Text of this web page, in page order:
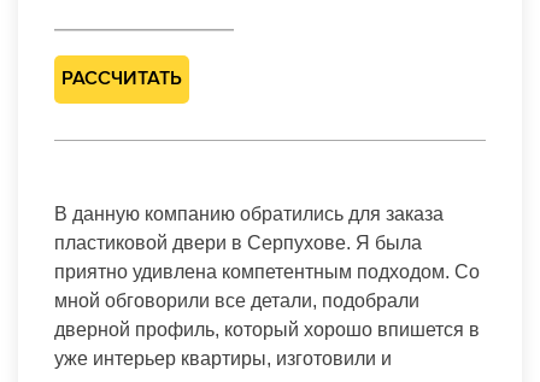
РАССЧИТАТЬ
В данную компанию обратились для заказа
пластиковой двери в Серпухове. Я была
приятно удивлена компетентным подходом. Со
мной обговорили все детали, подобрали
дверной профиль, который хорошо впишется в
уже интерьер квартиры, изготовили и